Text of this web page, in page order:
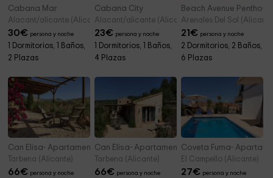
Iglesia Cristo Vive 13,6 km
Cabana Mar
Alacant/alicante (Alicante)
30€ persona y noche
1 Dormitorios, 1 Baños,
2 Plazas
Cabana City
Alacant/alicante (Alicante)
23€ persona y noche
1 Dormitorios, 1 Baños,
4 Plazas
Beach Avenue
Arenales Del Sol
21€ persona y noche
2 Dormitorios, 2 Baños,
6 Plazas
Can Elisa- Apartamento Almendro
Tarbena (Alicante)
66€ persona y noche
Can Elisa- Apartamento Oliva
Tarbena (Alicante)
66€ persona y noche
Coveta Fuma-
El Campello (Alicante)
27€ persona y noche